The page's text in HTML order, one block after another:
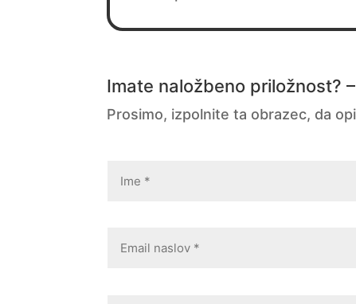
Imate naložbeno priložnost?
Prosimo, izpolnite ta obrazec, da